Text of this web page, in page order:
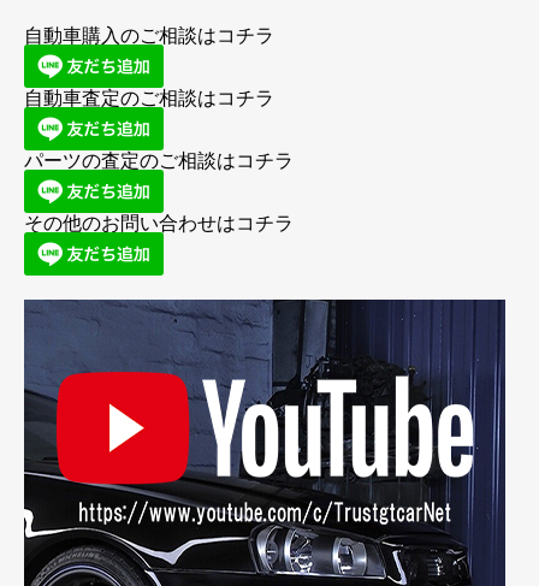
自動車購入のご相談はコチラ
自動車査定のご相談はコチラ
パーツの査定のご相談はコチラ
その他のお問い合わせはコチラ